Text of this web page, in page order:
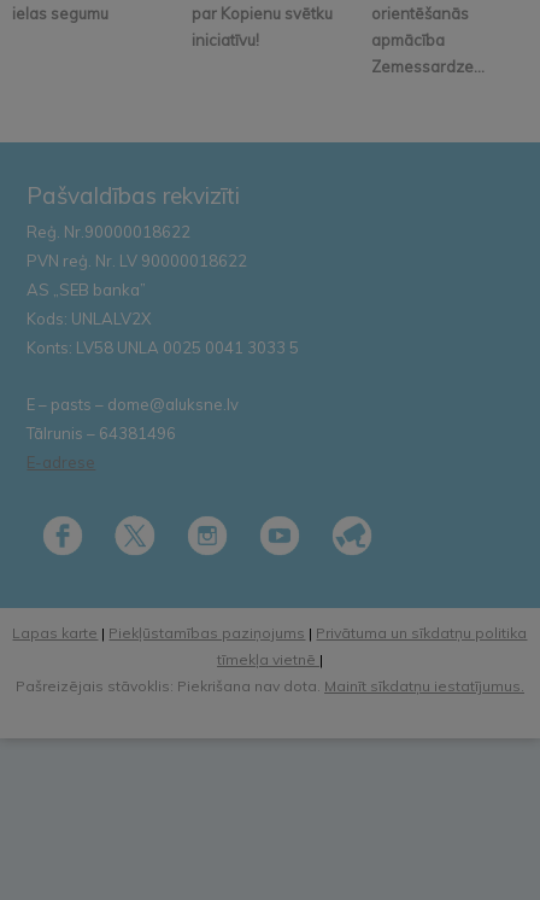
ielas segumu
par Kopienu svētku
iniciatīvu!
orientēšanās
apmācība
Zemessardze...
Pašvaldības rekvizīti
Reģ. Nr.90000018622
PVN reģ. Nr. LV 90000018622
AS „SEB banka”
Kods: UNLALV2X
Konts: LV58 UNLA 0025 0041 3033 5
E – pasts – dome@aluksne.lv
Tālrunis – 64381496
E-adrese
Lapas karte | Piekļūstamības paziņojums | Privātuma un sīkdatņu politika
tīmekļa vietnē |
Pašreizējais stāvoklis: Piekrišana nav dota. Mainīt sīkdatņu iestatījumus.